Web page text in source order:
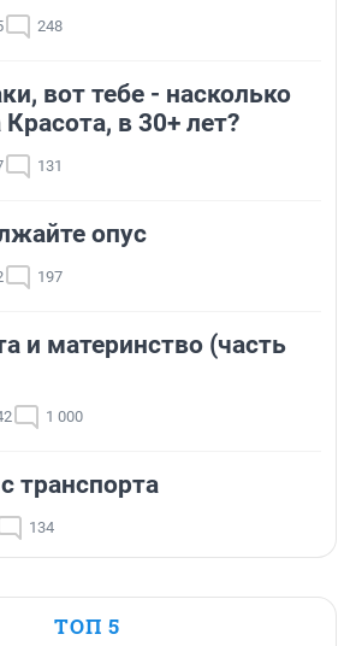
248
вот тебе - насколько
в 30+ лет?
131
опус
197
и материнство (часть
1 000
транспорта
134
ТОП 5